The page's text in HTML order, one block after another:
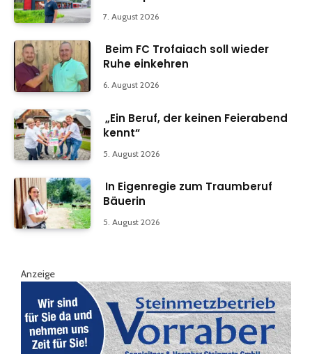
7. August 2026
Beim FC Trofaiach soll wieder
Ruhe einkehren
6. August 2026
„Ein Beruf, der keinen Feierabend
kennt“
5. August 2026
In Eigenregie zum Traumberuf
Bäuerin
5. August 2026
Anzeige